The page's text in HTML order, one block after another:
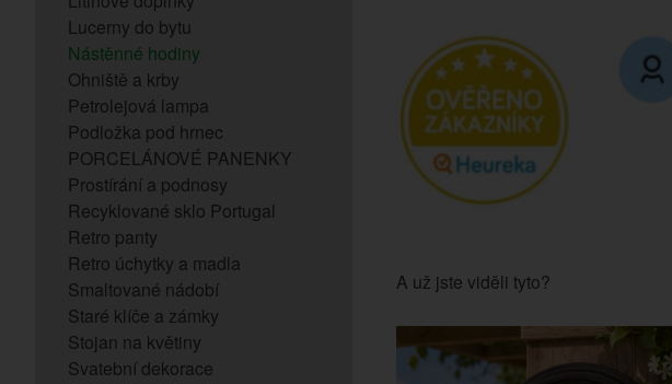
Lucerny do bytu
Nástěnné hodiny
Ohniště a krby
Petrolejová lampa
Podložka pod hrnec
PORCELÁNOVÉ PANENKY
Prostírání a podnosy
Recyklované sklo Portugal
Retro panty
Retro úchytky a madla
Smaltované nádobí
Staré klíče a zámky
Stojan na květiny
Svatební dekorace
A už jste viděli tyto?